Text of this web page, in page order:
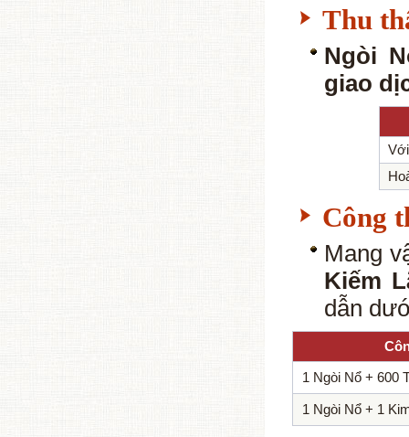
Thu
Ngòi
giao
Công
Mang
Kiếm
dẫn
1 Ngòi Nổ + 600
1 Ngòi Nổ + 1